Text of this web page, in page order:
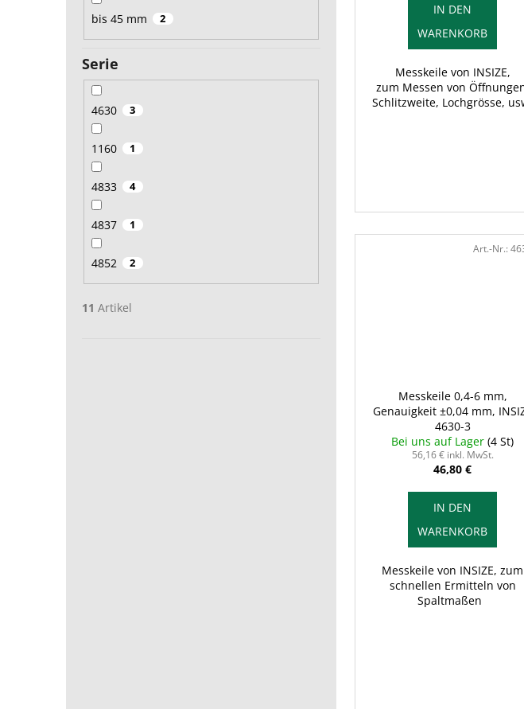
bis 45 mm 2
Serie
4630 3
1160 1
4833 4
4837 1
4852 2
11 Artikel
IN DEN
WARENKORB
Messkeile von INSIZE,
zum Messen von
Schlitzweite, Lochgrösse,
Messkeile 0,4-6 mm,
Genauigkeit ±0,04 mm,
4630-3
Bei uns auf Lager(4 St)
56,16 € inkl. MwSt.
46,80 €
IN DEN
WARENKORB
Messkeile von INSIZE, zum
schnellen Ermitteln von
Spaltmaßen
Art.-Nr.: